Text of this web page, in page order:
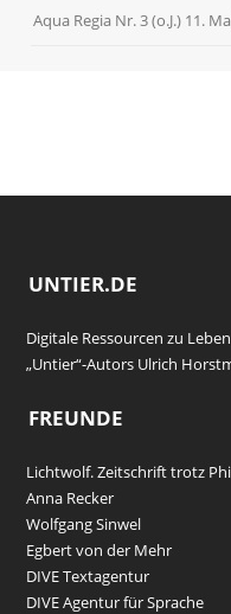
Aqua Regia Nr. 3 (o.J.) 11.
UNTIER.DE
Digitale Ressourcen zu
„Untier“-Autors Ulrich
FREUNDE
Lichtwolf. Zeitschrift trotz
Anna Recker
Wolfgang Sinwel
Egbert von der Mehr
DIVE Textagentur
DIVE Agentur für Sprache